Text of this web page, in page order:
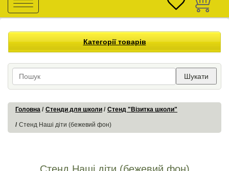
Toggle
navigation
Категорії товарів
Шукати
Головна Стенди для школи Стенд "Візитка школи"
Стенд Наші діти (бежевий фон)
Стенд Наші діти (бежевий фон)